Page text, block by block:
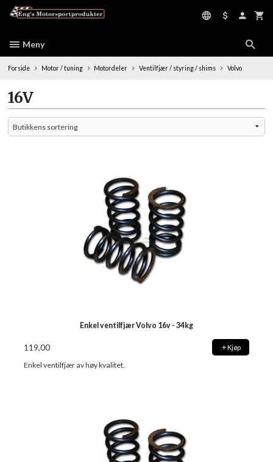
Meny
Forside Motor / tuning Motordeler Ventilfjær / styring / shims Volvo
16V
Enkel ventilfjær Volvo 16v - 34kg
119,00 Kjøp
Enkel ventilfjær av høy kvalitet.